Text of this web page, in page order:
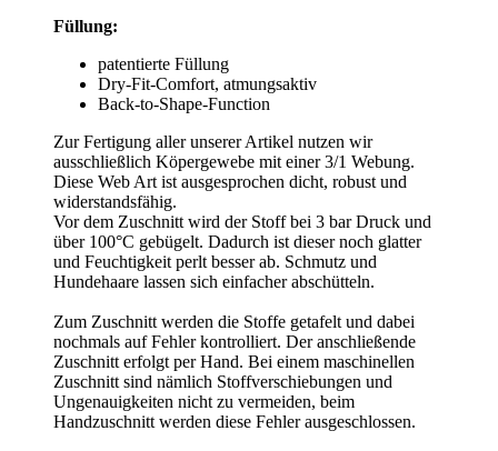
Füllung:
patentierte Füllung
Dry-Fit-Comfort, atmungsaktiv
Back-to-Shape-Function
Zur Fertigung aller unserer Artikel nutzen wir
ausschließlich Köpergewebe mit einer 3/1 Webung.
Diese Web Art ist ausgesprochen dicht, robust und
widerstandsfähig.
Vor dem Zuschnitt wird der Stoff bei 3 bar Druck und
über 100°C gebügelt. Dadurch ist dieser noch glatter
und Feuchtigkeit perlt besser ab. Schmutz und
Hundehaare lassen sich einfacher abschütteln.
Zum Zuschnitt werden die Stoffe getafelt und dabei
nochmals auf Fehler kontrolliert. Der anschließende
Zuschnitt erfolgt per Hand. Bei einem maschinellen
Zuschnitt sind nämlich Stoffverschiebungen und
Ungenauigkeiten nicht zu vermeiden, beim
Handzuschnitt werden diese Fehler ausgeschlossen.